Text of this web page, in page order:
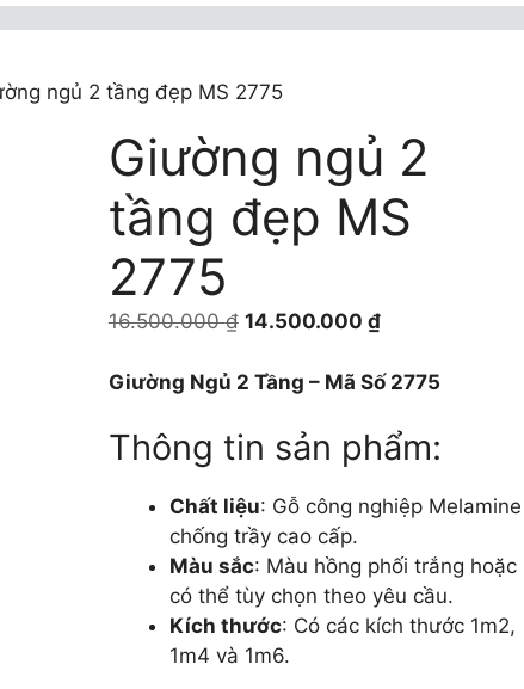
ngủ 2 tầng đẹp MS 2775
Giường ngủ 2
tầng đẹp MS
2775
16.500.000₫ Giá
là:
14.500.000 ₫Giá
tại
14.500.000 ₫.
Giường Ngủ 2 Tầng – Mã Số 2775
Thông tin sản phẩm:
Chất liệu: Gỗ công nghiệp Melamine
chống trầy cao cấp.
Màu sắc: Màu hồng phối trắng hoặc
có thể tùy chọn theo yêu cầu.
Kích thước: Có các kích thước 1m2,
1m4 và 1m6.